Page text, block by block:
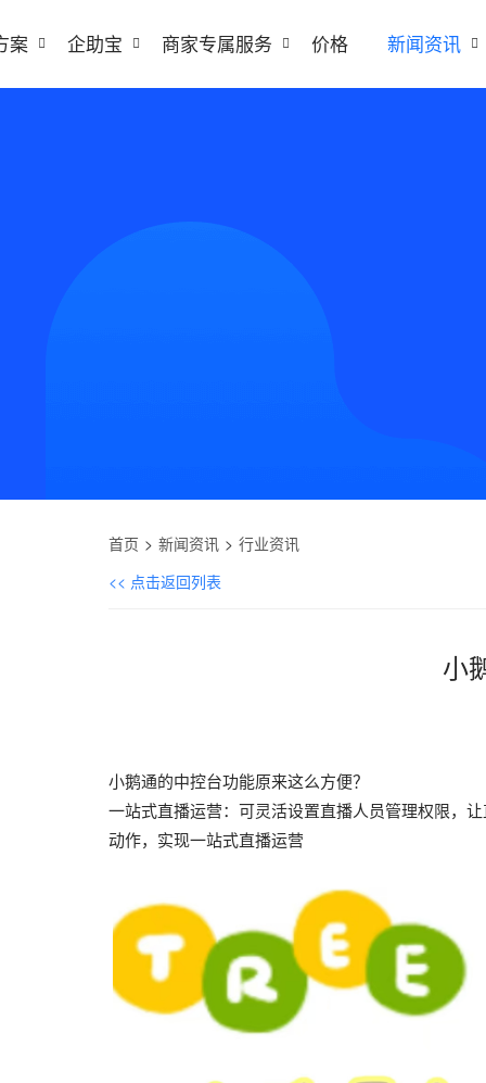
案 企助宝 商家专属服务 价格 新闻资讯
首页 新闻资讯
行业资讯
<< 点击返回列表
小
小鹅通的中控台功能原来这么方便？
一站式直播运营：可灵活设置直播人员管理权限，
动作，实现一站式直播运营